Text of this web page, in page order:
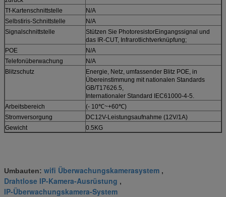
Tf-Kartenschnittstelle
N/A
Selbstiris-Schnittstelle
N/A
Signalschnittstelle
Stützen Sie PhotoresistorEingangssignal und
das IR-CUT, Infrarotlichtverknüpfung;
POE
N/A
Telefonüberwachung
N/A
Blitzschutz
Energie, Netz, umfassender Blitz POE, in
Übereinstimmung mit nationalen Standards
GB/T17626.5,
Internationaler Standard IEC61000-4-5.
Arbeitsbereich
(- 10℃~+60℃)
Stromversorgung
DC12V-Leistungsaufnahme (12V/1A)
Gewicht
0.5KG
Umbauten: wifi Überwachungskamerasystem ,
Drahtlose IP-Kamera-Ausrüstung ,
IP-Überwachungskamera-System